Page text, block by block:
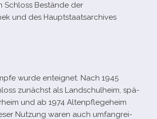
Schloss Bestände der
und des Hauptstaatsarchives
wurde ent­eig­net. Nach 1945
zunächst als Landschulheim, spä­
und ab 1974 Altenpflegeheim
Nutzung waren auch umfang­rei­